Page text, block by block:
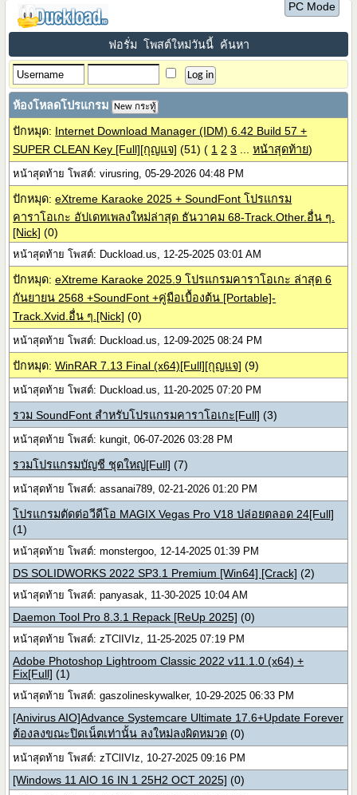
PC Mode
ฟอรั่ม โพสต์ใหม่วันนี้ ค้นหา
ห้องโหลดโปรแกรม New กระทู้
ปักหมุด: Internet Download Manager (IDM) 6.42 Build 57 +
SUPER CLEAN Key [Full][กุญแจ] (51)( 1 2 3 ...หน้าสุดท้าย)
หน้าสุดท้าย โพสต์: virusring, 05-29-2026 04:48 PM
ปักหมุด:eXtreme Karaoke 2025 + SoundFont โปรแกรม
คาราโอเกะ อัปเดทเพลงใหม่ล่าสุด ธันวาคม 68-Track.Other.อื่น ๆ.
[Nick] (0)
หน้าสุดท้าย โพสต์: Duckload.us, 12-25-2025 03:01 AM
ปักหมุด:eXtreme Karaoke 2025.9 โปรแกรมคาราโอเกะ ล่าสุด 6
กันยายน 2568 +SoundFont +คู่มือเบื้องต้น [Portable]-
Track.Xvid.อื่น ๆ.[Nick] (0)
หน้าสุดท้าย โพสต์: Duckload.us, 12-09-2025 08:24 PM
ปักหมุด:WinRAR 7.13 Final (x64)[Full][กุญแจ] (9)
หน้าสุดท้าย โพสต์: Duckload.us, 11-20-2025 07:20 PM
รวม SoundFont สำหรับโปรแกรมคาราโอเกะ[Full] (3)
หน้าสุดท้าย โพสต์: kungit, 06-07-2026 03:28 PM
รวมโปรแกรมบัญชี ชุดใหญ่[Full] (7)
หน้าสุดท้าย โพสต์: assanai789, 02-21-2026 01:20 PM
โปรแกรมตัดต่อวีดีโอ MAGIX Vegas Pro V18 ปล่อยตลอด 24[Full]
(1)
หน้าสุดท้าย โพสต์: monstergoo, 12-14-2025 01:39 PM
DS SOLIDWORKS 2022 SP3.1 Premium [Win64] [Crack] (2)
หน้าสุดท้าย โพสต์: panyasak, 11-30-2025 10:04 AM
Daemon Tool Pro 8.3.1 Repack [ReUp 2025] (0)
หน้าสุดท้าย โพสต์: zTClIVIz, 11-25-2025 07:19 PM
Adobe Photoshop Lightroom Classic 2022 v11.1.0 (x64) +
Fix[Full] (1)
หน้าสุดท้าย โพสต์: gaszolineskywalker, 10-29-2025 06:33 PM
[Anivirus AIO]Advance Systemcare Ultimate 17.6+Update Forever
ต้องลงขณะปิดเน็ตเท่านั้น ลงใหม่ลงผิดหมวด (0)
หน้าสุดท้าย โพสต์: zTClIVIz, 10-27-2025 09:16 PM
[Windows 11 AIO 16 IN 1 25H2 OCT 2025] (0)